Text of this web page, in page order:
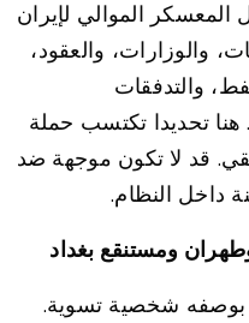
المعسكر الموالي لإيران
والوزارات، والعقود،
والتدفقات
هنا تحديدا تكتسب حملة
قد لا تكون موجهة ضد
داخل النظام.
ومستنقع بغداد
شخصية تسوية.